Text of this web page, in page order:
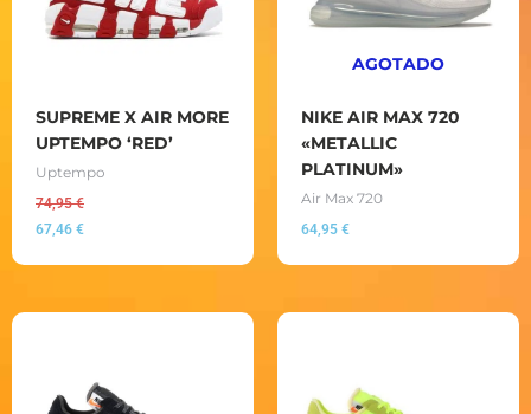
SUPREME X AIR MORE
UPTEMPO ‘RED’
Uptempo
74,95€
67,46 €
AGOTADO
NIKE AIR MAX 720
«METALLIC
PLATINUM»
Air Max 720
64,95 €